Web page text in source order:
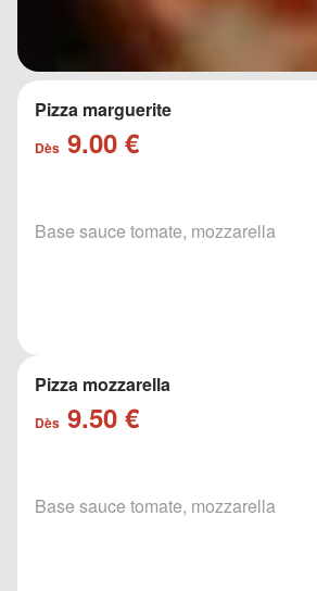
Pizza marguerite
Dès 9.00 €
Base sauce tomate, mozzarella
Pizza mozzarella
Dès 9.50 €
Base sauce tomate, mozzarella